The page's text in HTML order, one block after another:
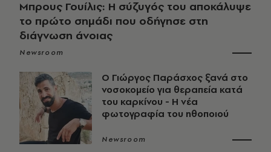
Μπρους Γουίλις: Η σύζυγός του αποκάλυψε
το πρώτο σημάδι που οδήγησε στη
διάγνωση άνοιας
Newsroom
O Γιώργος Παράσχος ξανά στο
νοσοκομείο για θεραπεία κατά
του καρκίνου - Η νέα
φωτογραφία του ηθοποιού
Newsroom